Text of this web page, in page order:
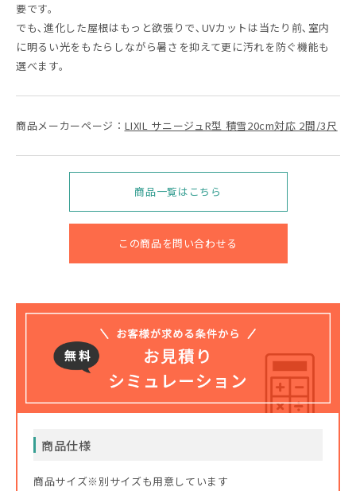
要です。
でも､進化した屋根はもっと欲張りで､UVカットは当たり前､室内
に明るい光をもたらしながら暑さを抑えて更に汚れを防ぐ機能も
選べます。
商品メーカーページ： LIXIL サニージュR型 積雪20cm対応 2間/3尺
商品一覧はこちら
この商品を問い合わせる
商品仕様
商品サイズ※別サイズも用意しています